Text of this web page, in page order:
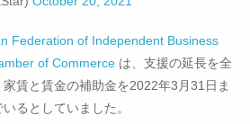
Federation of Independent Business
of Commerce は、支援の延長を全
賃と賃金の補助金を2022年3月31日ま
るとしていました。